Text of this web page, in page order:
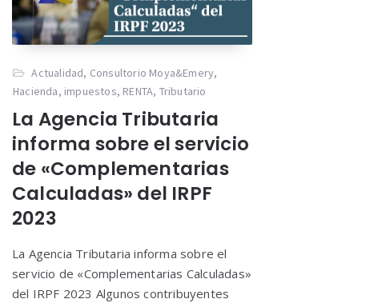
Actualidad, Consultorio Moya&Emery,
Hacienda, impuestos, RENTA, Tributario
La Agencia Tributaria
informa sobre el servicio
de «Complementarias
Calculadas» del IRPF
2023
La Agencia Tributaria informa sobre el
servicio de «Complementarias Calculadas»
del IRPF 2023 Algunos contribuyentes